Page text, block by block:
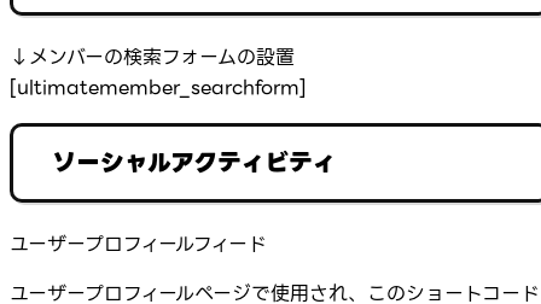
↓メンバーの検索フォームの設置
[ultimatemember_searchform]
ソーシャルアクティビティ
ユーザープロフィールフィード
ユーザープロフィールページで使用され、このショートコード